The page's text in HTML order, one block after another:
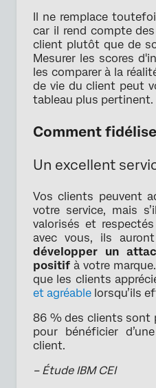
Il ne remplace
car il rend compte
client plutôt que de
Mesurer les scores
les comparer à la
de vie du client peut
tableau plus pertinent.
Comment
Un excellent
Vos clients peuvent
votre service, mais
valorisés et
avec vous, ils
développer un
positif à votre
que les clients
et agréable lorsqu’ils
86 % des clients sont
pour bénéficier
client.
– Étude IBM CEI